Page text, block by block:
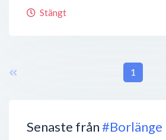
Senaste från#Borlänge
Stängt
1